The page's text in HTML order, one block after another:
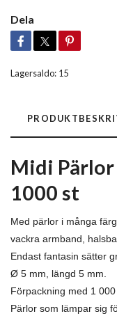
Dela
Lagersaldo: 15
Midi
1000 st
Med pärlor i många
vackra armband,
Endast fantasin sätter
Ø 5 mm, längd 5 mm.
Förpackning med 1 000
Pärlor som lämpar sig